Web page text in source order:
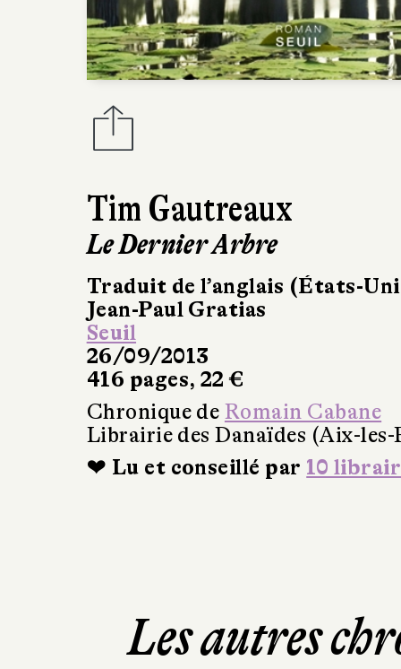
Tim Gautreaux
Le Dernier Arbre
Traduit de l’anglais (États-
Jean-Paul Gratias
Seuil
26/09/2013
416 pages, 22 €
Chronique de Romain Cabane
Librairie des Danaïdes (Aix-les-
❤ Lu et conseillé par 10
Les autres